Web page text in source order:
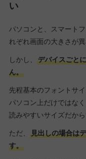
い
パソコンと、スマート
れぞれ画面の大きさが異
しかし、
デバイスごと
ん。
先程基本のフォントサ
パソコン上だけではな
読みやすいサイズだから
ただ、
見出しの場合は
す。